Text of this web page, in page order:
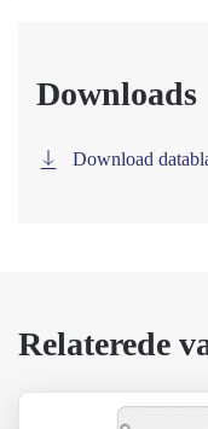
Downloads
Download
Relaterede